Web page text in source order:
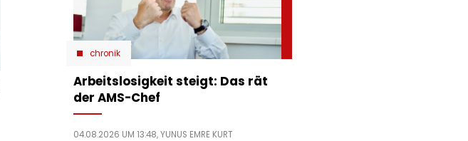
chronik
Arbeitslosigkeit steigt: Das rät
der AMS-Chef
04.08.2026 UM 13:48,YUNUS EMRE KURT